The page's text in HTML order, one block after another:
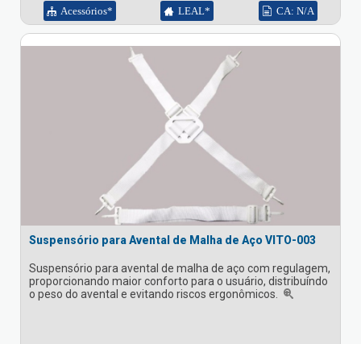
Acessórios* LEAL* CA: N/A
Suspensório para Avental de Malha de Aço VITO-003
Suspensório para avental de malha de aço com regulagem,
proporcionando maior conforto para o usuário, distribuíndo
o peso do avental e evitando riscos ergonômicos.